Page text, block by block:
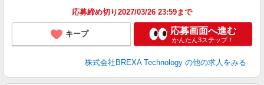
応募締め切り2027/03/26 23:59まで
キープ 応募画面へ進む
かんたん3ステップ！
株式会社BREXA Technology の他の求人をみる